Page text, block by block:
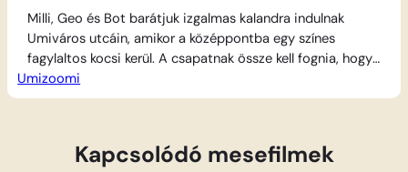
Milli, Geo és Bot barátjuk izgalmas kalandra indulnak
Umiváros utcáin, amikor a középpontba egy színes
fagylaltos kocsi kerül. A csapatnak össze kell fognia, hogy
a Matekerő segítségével elhárítsanak minden akadályt,
ami a hűsítő finomságok útjába áll. A minták felismerése,
Umizoomi
Kapcsolódó mesefilmek